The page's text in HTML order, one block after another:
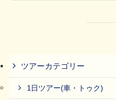
ツアーカテゴリー
1日ツアー(車・トゥク)